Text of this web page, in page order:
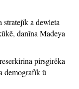
stratejîk a dewleta
danîna Madeya
pirsgirêka
demografîk û